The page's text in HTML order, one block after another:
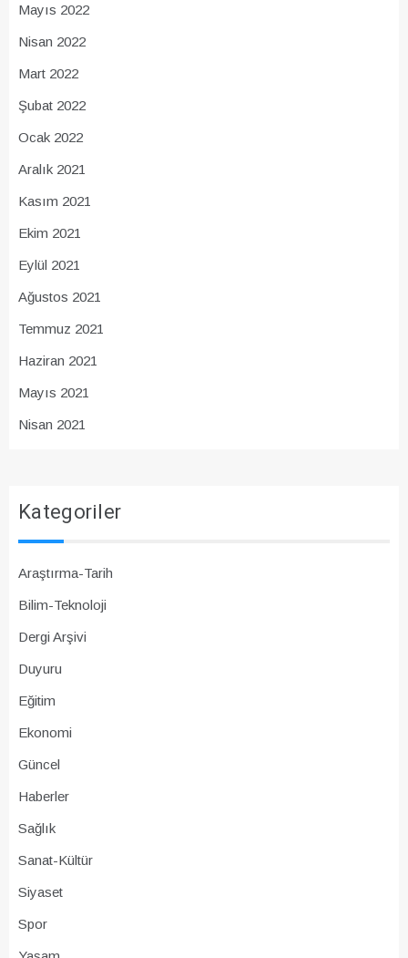
Mayıs 2022
Nisan 2022
Mart 2022
Şubat 2022
Ocak 2022
Aralık 2021
Kasım 2021
Ekim 2021
Eylül 2021
Ağustos 2021
Temmuz 2021
Haziran 2021
Mayıs 2021
Nisan 2021
Kategoriler
Araştırma-Tarih
Bilim-Teknoloji
Dergi Arşivi
Duyuru
Eğitim
Ekonomi
Güncel
Haberler
Sağlık
Sanat-Kültür
Siyaset
Spor